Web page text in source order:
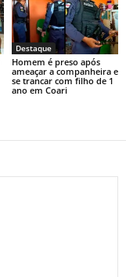
Destaque
Homem é preso após
ameaçar a companheira e
se trancar com filho de 1
ano em Coari